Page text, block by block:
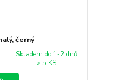
černý
Skladem do 1-2 dnů
> 5 KS